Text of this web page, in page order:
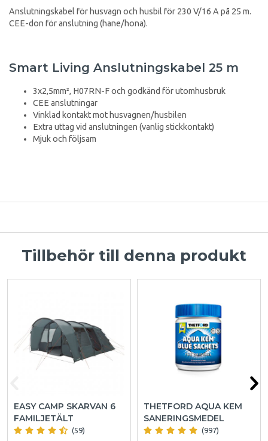
Anslutningskabel för husvagn och husbil för 230 V/16 A på 25 m.
CEE-don för anslutning (hane/hona).
Smart Living Anslutningskabel 25 m
3x2,5mm², H07RN-F och godkänd för utomhusbruk
CEE anslutningar
Vinklad kontakt mot husvagnen/husbilen
Extra uttag vid anslutningen (vanlig stickkontakt)
Mjuk och följsam
Tillbehör till denna produkt
EASY CAMP SKARVAN 6
FAMILJETÄLT
(59)
THETFORD AQUA KEM
SANERINGSMEDEL
(997)